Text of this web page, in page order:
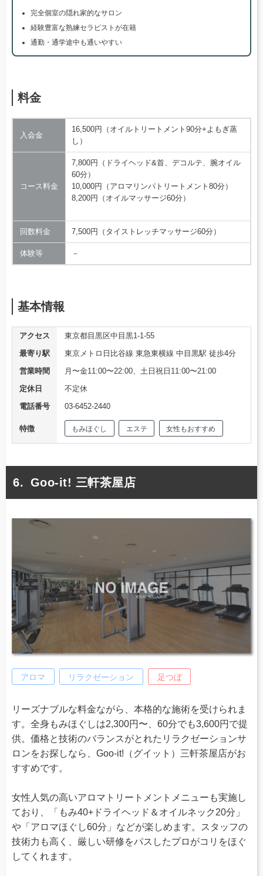
完全個室の隠れ家的なサロン
経験豊富な熟練セラピストが在籍
通勤・通学途中も通いやすい
料金
入会金
16,500円（オイルトリートメント90分+よもぎ蒸
し）
コース料金
7,800円（ドライヘッド&首、デコルテ、腕オイル
60分）
10,000円（アロマリンパトリートメント80分）
8,200円（オイルマッサージ60分）
回数料金 7,500円（タイストレッチマッサージ60分）
体験等 －
基本情報
アクセス
東京都目黒区中目黒1-1-55
最寄り駅
東京メトロ日比谷線 東急東横線 中目黒駅 徒歩4分
営業時間
月〜金11:00〜22:00、土日祝日11:00〜21:00
定休日
不定休
電話番号
03-6452-2440
特徴 もみほぐし エステ 女性もおすすめ
Goo-it! 三軒茶屋店
アロマ リラクゼーション 足つぼ
リーズナブルな料金ながら、本格的な施術を受けられま
す。全身もみほぐしは2,300円〜、60分でも3,600円で提
供。価格と技術のバランスがとれたリラクゼーションサ
ロンをお探しなら、Goo-it!（グイット）三軒茶屋店がお
すすめです。
女性人気の高いアロマトリートメントメニューも実施し
ており、「もみ40+ドライヘッド＆オイルネック20分」
や「アロマほぐし60分」などが楽しめます。スタッフの
技術力も高く、厳しい研修をパスしたプロがコリをほぐ
してくれます。